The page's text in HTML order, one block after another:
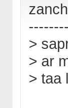
>
> ar
> taa